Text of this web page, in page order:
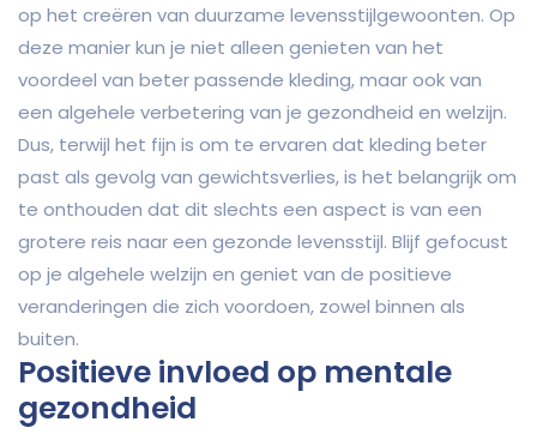
op het creëren van duurzame levensstijlgewoonten. Op
deze manier kun je niet alleen genieten van het
voordeel van beter passende kleding, maar ook van
een algehele verbetering van je gezondheid en welzijn.
Dus, terwijl het fijn is om te ervaren dat kleding beter
past als gevolg van gewichtsverlies, is het belangrijk om
te onthouden dat dit slechts een aspect is van een
grotere reis naar een gezonde levensstijl. Blijf gefocust
op je algehele welzijn en geniet van de positieve
veranderingen die zich voordoen, zowel binnen als
buiten.
Positieve invloed op mentale
gezondheid